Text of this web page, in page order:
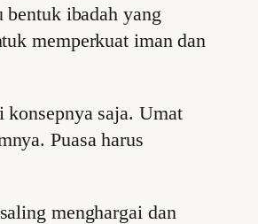
ibadah yang
memperkuat iman dan
konsepnya saja. Umat
Puasa harus
menghargai dan